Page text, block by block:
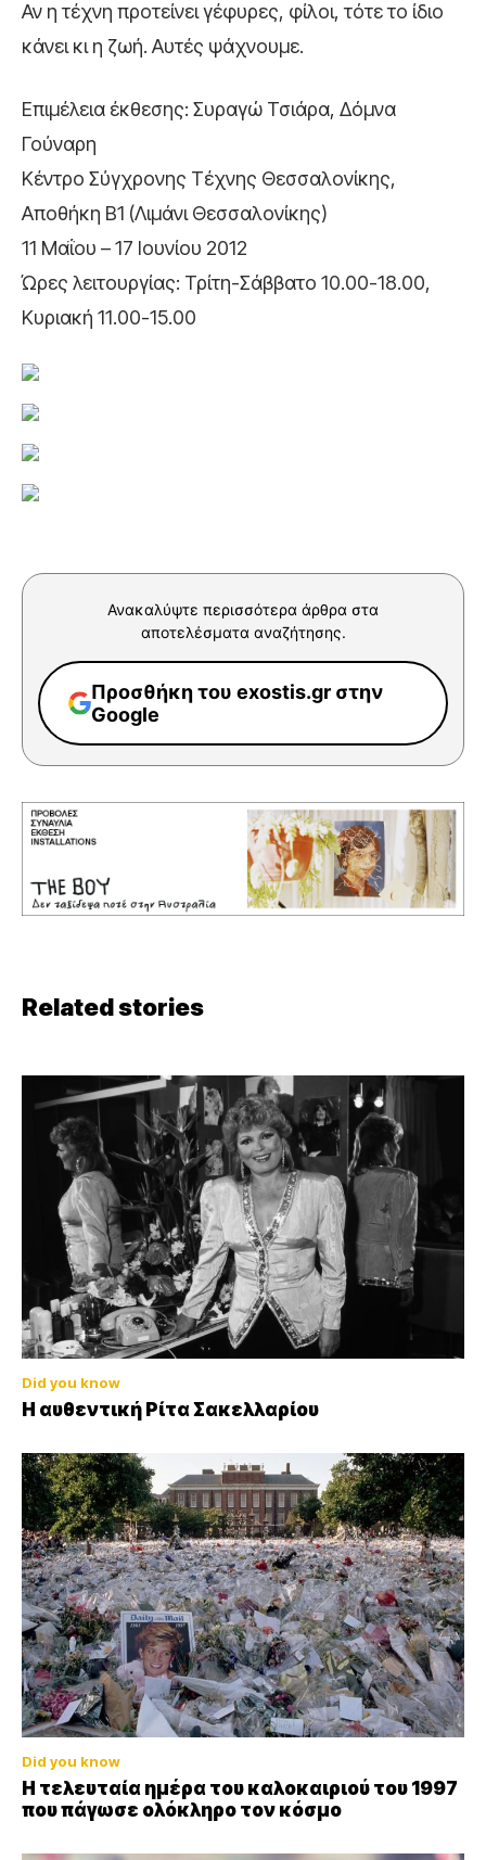
Αν η τέχνη προτείνει γέφυρες, φίλοι, τότε το ίδιο
κάνει κι η ζωή. Αυτές ψάχνουμε.
Επιμέλεια έκθεσης: Συραγώ Τσιάρα, Δόμνα
Γούναρη
Κέντρο Σύγχρονης Τέχνης Θεσσαλονίκης,
Αποθήκη Β1 (Λιμάνι Θεσσαλονίκης)
11 Μαΐου – 17 Ιουνίου 2012
Ώρες λειτουργίας: Τρίτη-Σάββατο 10.00-18.00,
Κυριακή 11.00-15.00
Ανακαλύψτε περισσότερα άρθρα στα
αποτελέσματα αναζήτησης.
Προσθήκη του exostis.gr στην
Google
Related stories
Did you know
Η αυθεντική Ρίτα Σακελλαρίου
Did you know
Η τελευταία ημέρα του καλοκαιριού του 1997
που πάγωσε ολόκληρο τον κόσμο